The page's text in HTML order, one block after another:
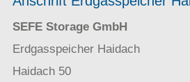
SEFE Storage GmbH
Erdgasspeicher Haidach
Haidach 50